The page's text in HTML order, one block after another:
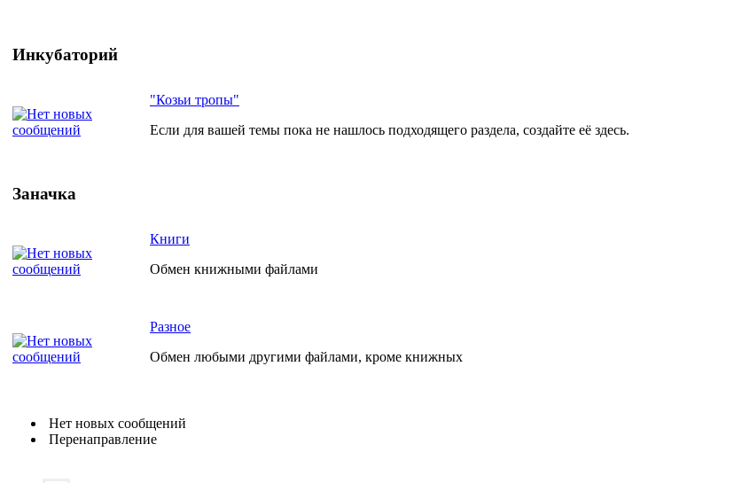
Инкубаторий
"Козьи тропы"
Если для вашей темы пока не нашлось подходящего раздела, создайте её здесь.
Заначка
Книги
Обмен книжными файлами
Разное
Обмен любыми другими файлами, кроме книжных
Нет новых сообщений
Перенаправление